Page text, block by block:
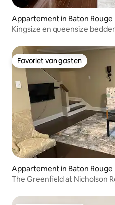
Appartement in Baton Rouge
Kingsize en queensize
Favoriet van gasten
Favoriet van gasten
Appartement in Baton Rouge
The Greenfield at Nicholson